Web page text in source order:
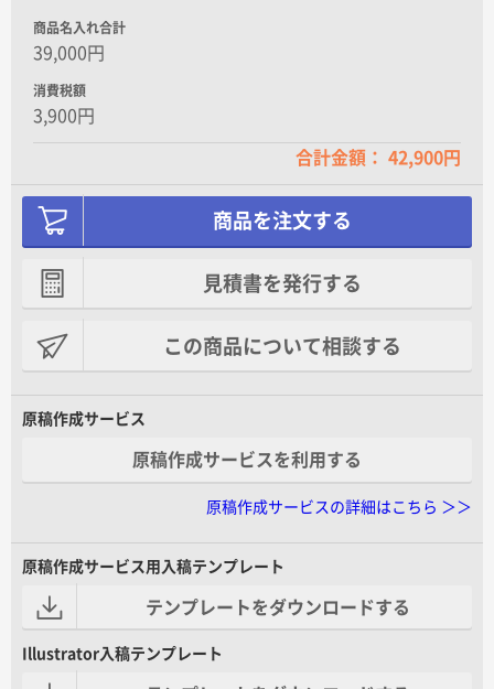
商品名入れ合計
39,000円
消費税額
3,900円
合計金額： 42,900円
商品を注文する
見積書を発行する
この商品について相談する
原稿作成サービス
原稿作成サービスを利用する
原稿作成サービスの詳細はこちら ＞＞
原稿作成サービス用入稿テンプレート
テンプレートをダウンロードする
Illustrator入稿テンプレート